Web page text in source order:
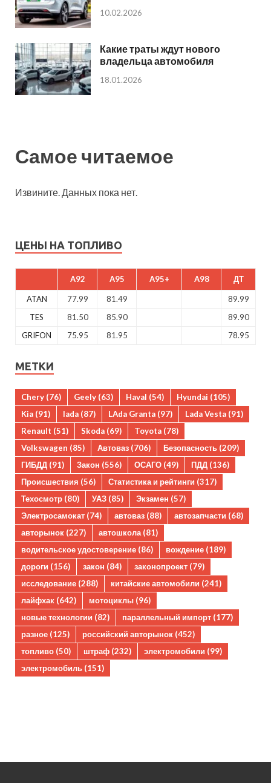
10.02.2026
Какие траты ждут нового
владельца автомобиля
18.01.2026
Самое читаемое
Извините. Данных пока нет.
ЦЕНЫ НА ТОПЛИВО
A92 A95 A95+ A98 ДТ
ATAN 77.99 81.49
89.99
TES
81.50 85.90
89.90
GRIFON
75.95 81.95 78.95
МЕТКИ
Chery (76) Geely (63) Haval (54) Hyundai (105)
Kia (91) lada (87) LAda Granta (97) Lada Vesta (91)
Renault (51) Skoda (69) Toyota (78)
Volkswagen (85) Автоваз (706) Безопасность (209)
ГИБДД (91) Закон (556) ОСАГО (49) ПДД (136)
Происшествия (56) Статистика и рейтинги (317)
Техосмотр (80) УАЗ (85) Экзамен (57)
Электросамокат (74) автоваз (88) автозапчасти (68)
авторынок (227) автошкола(81)
водительское удостоверение (86) вождение (189)
дороги (156) закон (84) законопроект (79)
исследование (288) китайские автомобили (241)
лайфхак (642) мотоциклы (96)
новые технологии (82) параллельный импорт (177)
разное (125) российский авторынок (452)
топливо (50) штраф (232) электромобили (99)
электромобиль (151)